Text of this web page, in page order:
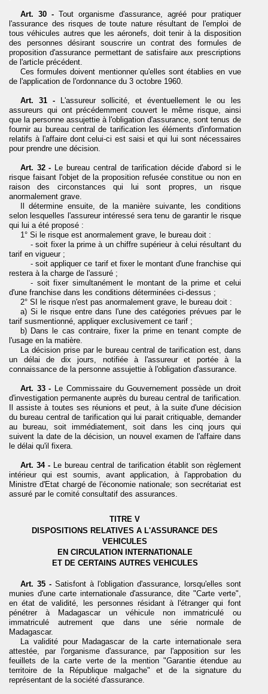
Art. 30 -Tout organisme d'assurance, agréé pour pratiquer
l'assurance des risques de toute nature résultant de l'emploi de
tous véhicules autres que les aéronefs, doit tenir à la disposition
des personnes désirant souscrire un contrat des formules de
proposition d'assurance permettant de satisfaire aux prescriptions
de l'article précédent.
Ces formules doivent mentionner qu'elles sont établies en vue
de l'application de l'ordonnance du 3 octobre 1960.
Art. 31 - L'assureur sollicité, et éventuellement le ou les
assureurs qui ont précédemment couvert le même risque, ainsi
que la personne assujettie à l'obligation d'assurance, sont tenus de
fournir au bureau central de tarification les éléments d'information
relatifs à l'affaire dont celui-ci est saisi et qui lui sont nécessaires
pour prendre une décision.
Art. 32 - Le bureau central de tarification décide d'abord si le
risque faisant l'objet de la proposition refusée constitue ou non en
raison des circonstances qui lui sont propres, un risque
anormalement grave.
Il détermine ensuite, de la manière suivante, les conditions
selon lesquelles l'assureur intéressé sera tenu de garantir le risque
qui lui a été proposé :
1° Si le risque est anormalement grave, le bureau doit :
- soit fixer la prime à un chiffre supérieur à celui résultant du
tarif en vigueur ;
- soit appliquer ce tarif et fixer le montant d'une franchise qui
restera à la charge de l'assuré ;
- soit fixer simultanément le montant de la prime et celui
d'une franchise dans les conditions déterminées ci-dessus ;
2° SI le risque n'est pas anormalement grave, le bureau doit :
a) Si le risque entre dans l'une des catégories prévues par le
tarif susmentionné, appliquer exclusivement ce tarif ;
b) Dans le cas contraire, fixer la prime en tenant compte de
l'usage en la matière.
La décision prise par le bureau central de tarification est, dans
un délai de dix jours, notifiée à l'assureur et portée à la
connaissance de la personne assujettie à l'obligation d'assurance.
Art. 33 - Le Commissaire du Gouvernement possède un droit
d'investigation permanente auprès du bureau central de tarification.
Il assiste à toutes ses réunions et peut, à la suite d'une décision
du bureau central de tarification qui lui parait critiquable, demander
au bureau, soit immédiatement, soit dans les cinq jours qui
suivent la date de la décision, un nouvel examen de l'affaire dans
le délai qu'il fixera.
Art. 34 -Le bureau central de tarification établit son règlement
intérieur qui est soumis, avant application, à l'approbation du
Ministre d'Etat chargé de l'économie nationale; son secrétariat est
assuré par le comité consultatif des assurances.
TITRE V
DISPOSITIONS RELATIVES A L'ASSURANCE DES
VEHICULES
EN CIRCULATION INTERNATIONALE
ET DE CERTAINS AUTRES VEHICULES
Art. 35 -Satisfont à l'obligation d'assurance, lorsqu'elles sont
munies d'une carte internationale d'assurance, dite "Carte verte",
en état de validité, les personnes résidant à l'étranger qui font
pénétrer à Madagascar un véhicule non immatriculé ou
immatriculé autrement que dans une série normale de
Madagascar.
La validité pour Madagascar de la carte internationale sera
attestée, par l'organisme d'assurance, par l'apposition sur les
feuillets de la carte verte de la mention "Garantie étendue au
territoire de la République malgache" et de la signature du
représentant de la société d'assurance.